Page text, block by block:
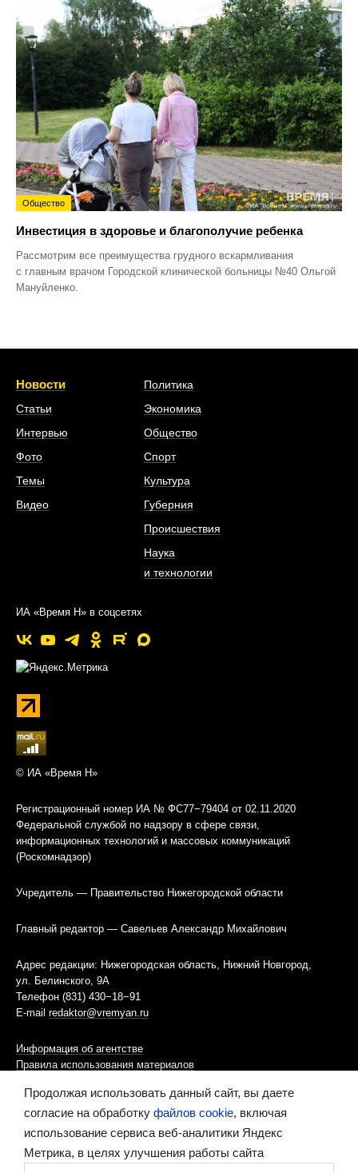
Общество
Инвестиция в здоровье и благополучие ребенка
Рассмотрим все преимущества грудного вскармливания
с главным врачом Городской клинической больницы №40 Ольгой
Мануйленко.
Новости
Статьи
Интервью
Фото
Темы
Видео
Политика
Экономика
Общество
Спорт
Культура
Губерния
Происшествия
Наука
и технологии
ИА «Время Н» в соцсетях
© ИА «Время Н»
Регистрационный номер ИА № ФС77−79404 от 02.11.2020
Федеральной службой по надзору в сфере связи,
информационных технологий и массовых коммуникаций
(Роскомнадзор)
Учредитель — Правительство Нижегородской области
Главный редактор — Савельев Александр Михайлович
Адрес редакции: Нижегородская область, Нижний Новгород,
ул. Белинского, 9А
Телефон (831) 430−18−91
E-mail redaktor@vremyan.ru
Информация об агентстве
Правила использования материалов
Информационная политика использования «cookies»-файлов
Ресурс содержит материалы 16+
Продолжая использовать данный сайт, вы даете
согласие на обработку файлов cookie, включая
использование сервиса веб-аналитики Яндекс
Метрика, в целях улучшения работы сайта